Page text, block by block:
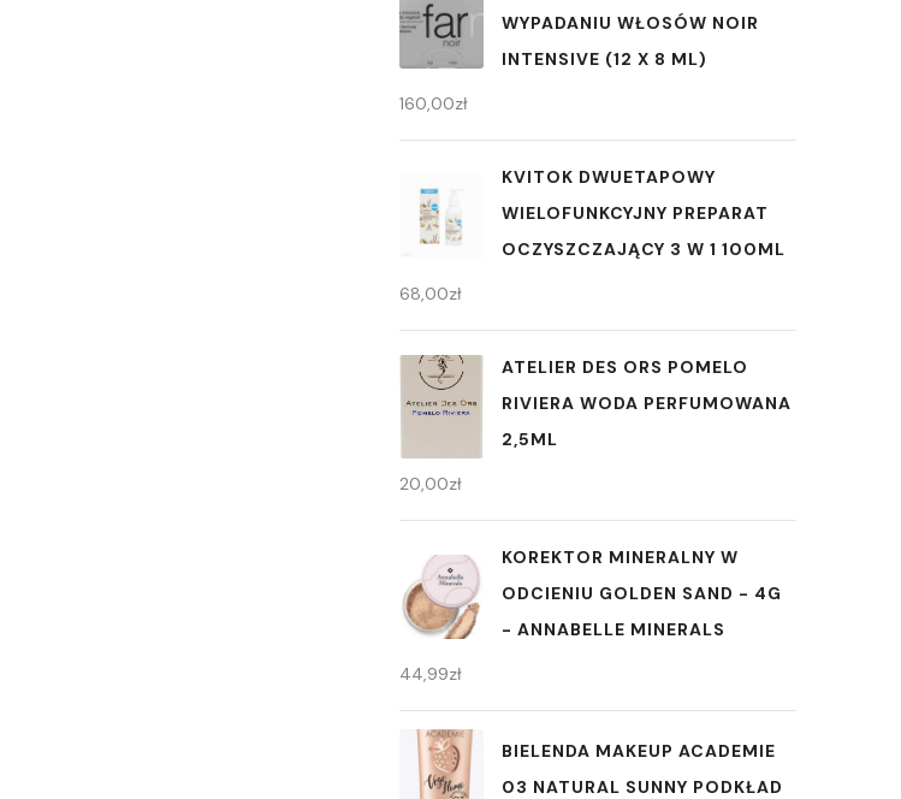
WYPADANIU WŁOSÓW NOIR
INTENSIVE (12 X 8 ML)
160,00zł
KVITOK DWUETAPOWY
WIELOFUNKCYJNY PREPARAT
OCZYSZCZAJĄCY 3 W 1 100ML
68,00zł
ATELIER DES ORS POMELO
RIVIERA WODA PERFUMOWANA
2,5ML
20,00zł
KOREKTOR MINERALNY W
ODCIENIU GOLDEN SAND - 4G
- ANNABELLE MINERALS
44,99zł
BIELENDA MAKEUP ACADEMIE
03 NATURAL SUNNY PODKŁAD